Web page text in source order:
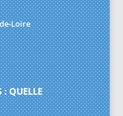
Loire
: QUELLE